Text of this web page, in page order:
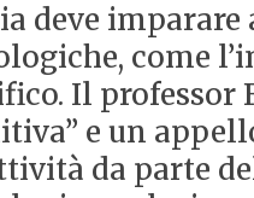
deve
come
Il
e un
da parte